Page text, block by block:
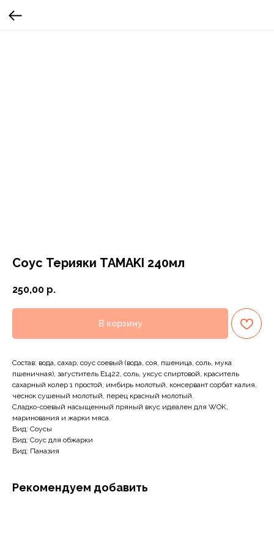
Соус Терияки TAMAKI 240мл
250,00 р.
В корзину
Состав: вода, сахар, соус соевый (вода, соя, пшеница, соль, мука
пшеничная), загуститель Е1422, соль, уксус спиртовой, краситель
сахарный колер 1 простой, имбирь молотый, консервант сорбат калия,
чеснок сушеный молотый, перец красный молотый.
Сладко-соевый насыщенный пряный вкус идеален для WOK,
маринования и жарки мяса.
Вид: Соусы
Вид: Соус для обжарки
Вид: Паназия
Рекомендуем добавить